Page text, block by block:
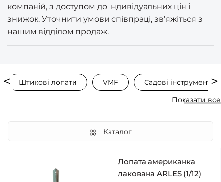
компаній, з доступом до індивідуальних цін і
знижок. Уточнити умови співпраці, зв’яжіться з
нашим відділом продаж.
Штикові лопати VMF
Садові інструменти
Показати все
Каталог
Лопата американка
лакована ARLES (1/12)